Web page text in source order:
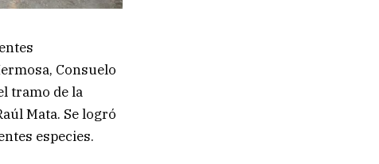
Consuelo
tramo de la
Mata. Se logró
especies.